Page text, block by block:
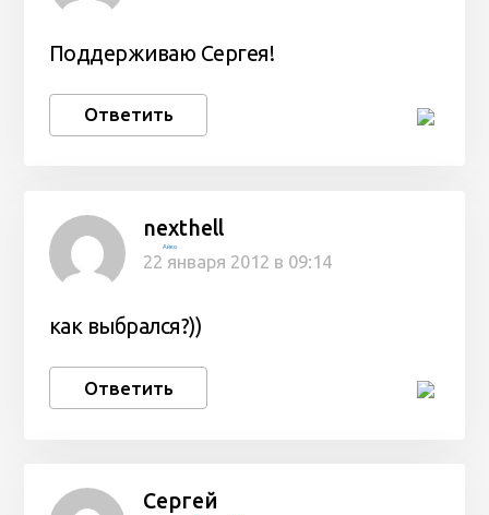
Поддерживаю Сергея!
Ответить
nexthell
Айко
22 января 2012 в 09:14
как выбрался?))
Ответить
Сергей